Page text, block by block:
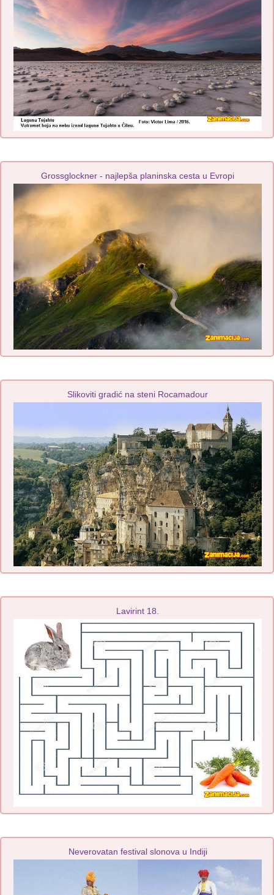
Grossglockner - najlepša planinska cesta u Evropi
Slikoviti gradić na steni Rocamadour
Lavirint 18.
Neverovatan festival slonova u Indiji